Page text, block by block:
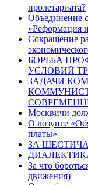
пролетариата?
Объединение
«Реформация
Cокращение
БОРЬБА
УСЛОВИЙ
ЗАДАЧИ
Москвичи
О лозунге
платы»
ЗА
За что
движения)